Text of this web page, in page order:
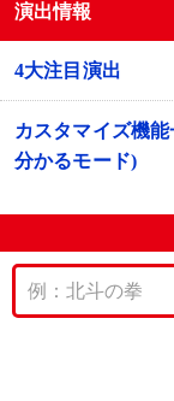
演出情報
4大注目演出
カスタマイズ機
分かるモード)